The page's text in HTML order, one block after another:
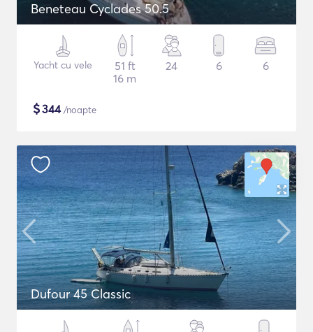
Beneteau Cyclades 50.5
Yacht cu vele
51 ft
16 m
24 6 6
$344/noapte
Dufour 45 Classic